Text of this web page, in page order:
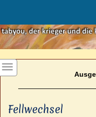
Fellwechsel